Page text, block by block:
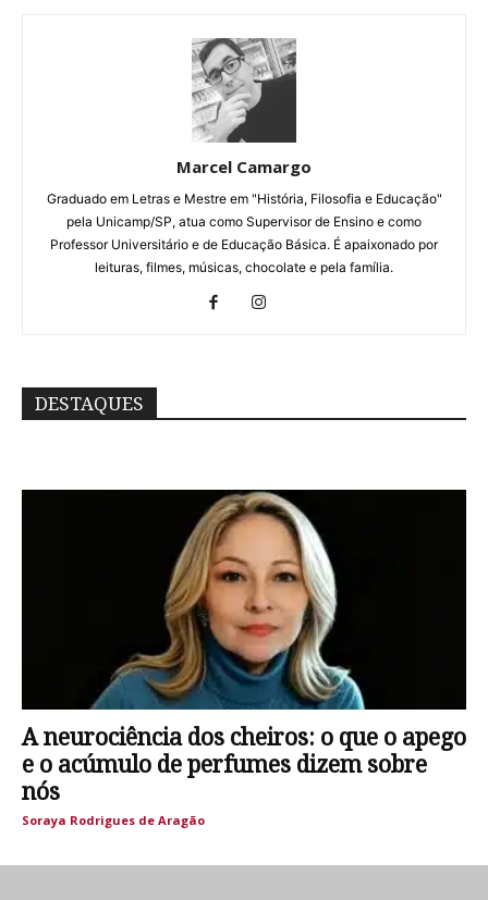
Marcel Camargo
Graduado em Letras e Mestre em "História, Filosofia e Educação"
pela Unicamp/SP, atua como Supervisor de Ensino e como
Professor Universitário e de Educação Básica. É apaixonado por
leituras, filmes, músicas, chocolate e pela família.
DESTAQUES
A neurociência dos cheiros: o que o apego
e o acúmulo de perfumes dizem sobre
nós
Soraya Rodrigues de Aragão